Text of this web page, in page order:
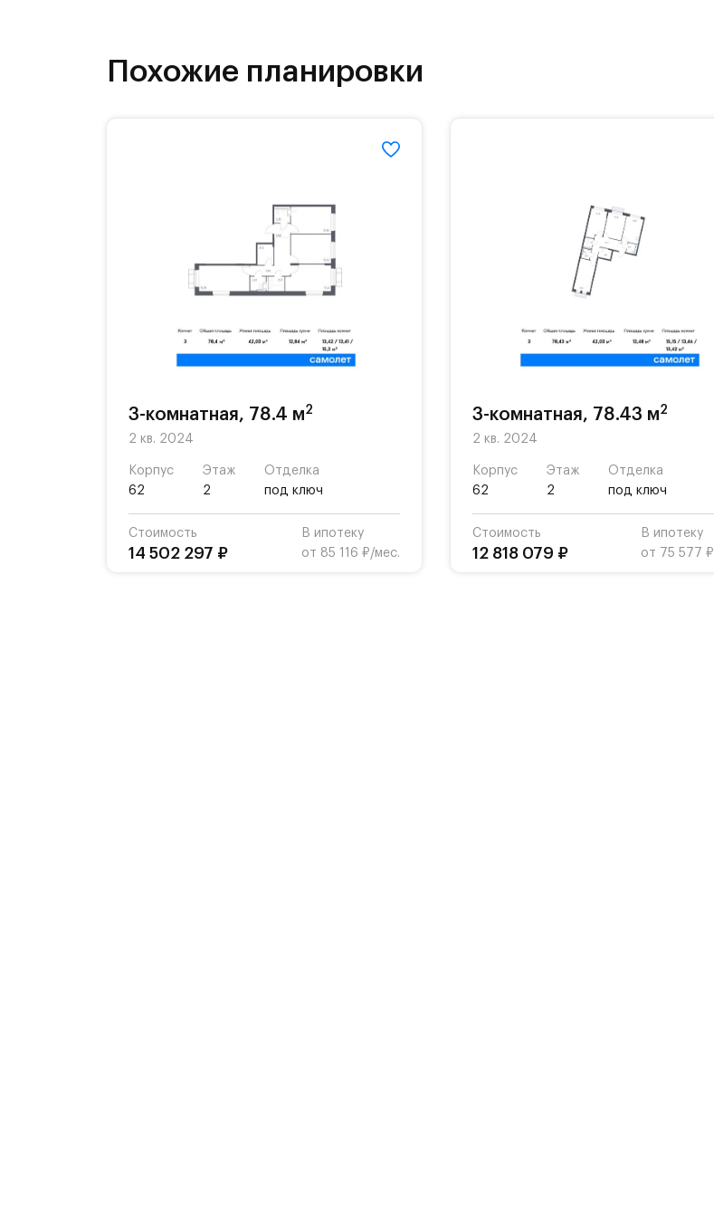
На территории квартала возведут детский сад и школу. Также для
детей есть возможность посещения частной гимназии «Жуковка».
Похожие планировки
3-комнатная, 78.4 м2
2 кв. 2024
Корпус
62
Этаж
2
Отделка
под ключ
Стоимость
14 502 297 ₽
В ипотеку
от 85 116 ₽/мес.
3-комнатная, 78.43 м2
2 кв. 2024
Корпус
62
Этаж
2
Отделка
под ключ
Стоимость
12 818 079 ₽
В ипотеку
от 75 577